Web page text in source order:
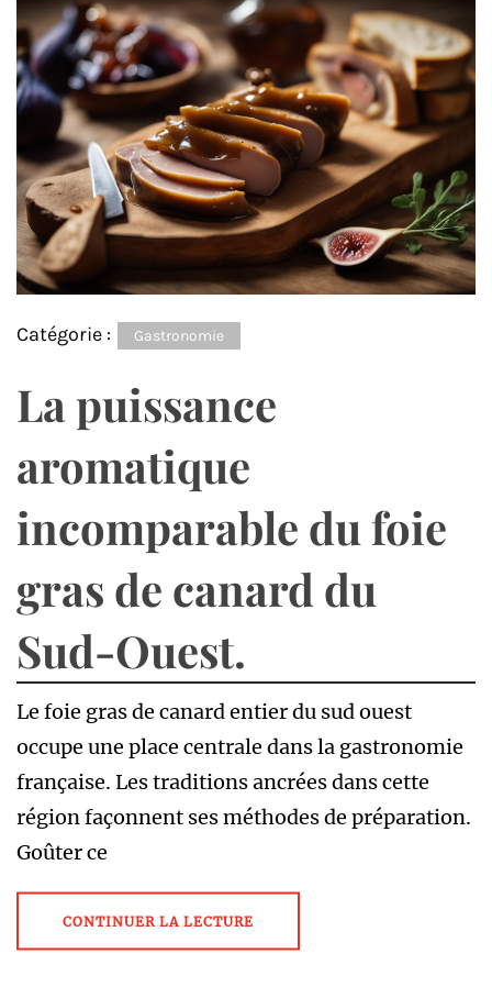
Catégorie : Gastronomie
La puissance
aromatique
incomparable du foie
gras de canard du
Sud-Ouest.
Le foie gras de canard entier du sud ouest
occupe une place centrale dans la gastronomie
française. Les traditions ancrées dans cette
région façonnent ses méthodes de préparation.
Goûter ce
CONTINUER LA LECTURE